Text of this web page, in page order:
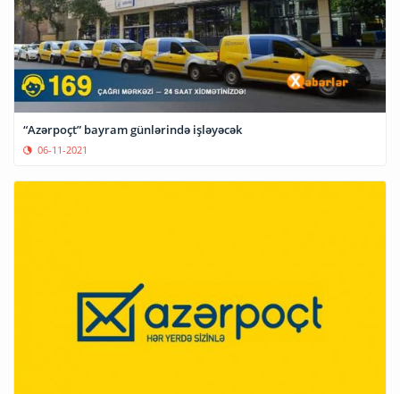
“Azərpoçt” bayram günlərində işləyəcək
06-11-2021